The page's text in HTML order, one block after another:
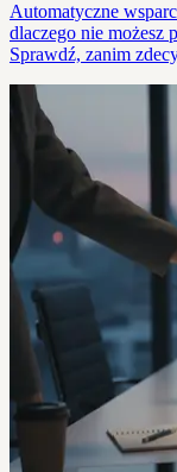
Automatyczne
dlaczego nie możesz
Sprawdź, zanim